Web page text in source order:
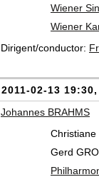
Wiener
Wiener
Dirigent/conductor:
2011-02-13
Johannes BRAHMS
Christiane
Gerd